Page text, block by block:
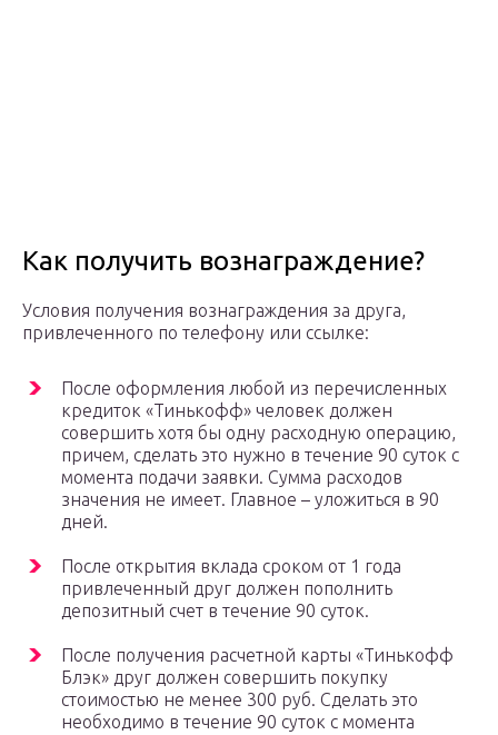
Как получить вознаграждение?
Условия получения вознаграждения за друга,
привлеченного по телефону или ссылке:
После оформления любой из перечисленных
кредиток «Тинькофф» человек должен
совершить хотя бы одну расходную операцию,
причем, сделать это нужно в течение 90 суток с
момента подачи заявки. Сумма расходов
значения не имеет. Главное – уложиться в 90
дней.
После открытия вклада сроком от 1 года
привлеченный друг должен пополнить
депозитный счет в течение 90 суток.
После получения расчетной карты «Тинькофф
Блэк» друг должен совершить покупку
стоимостью не менее 300 руб. Сделать это
необходимо в течение 90 суток с момента